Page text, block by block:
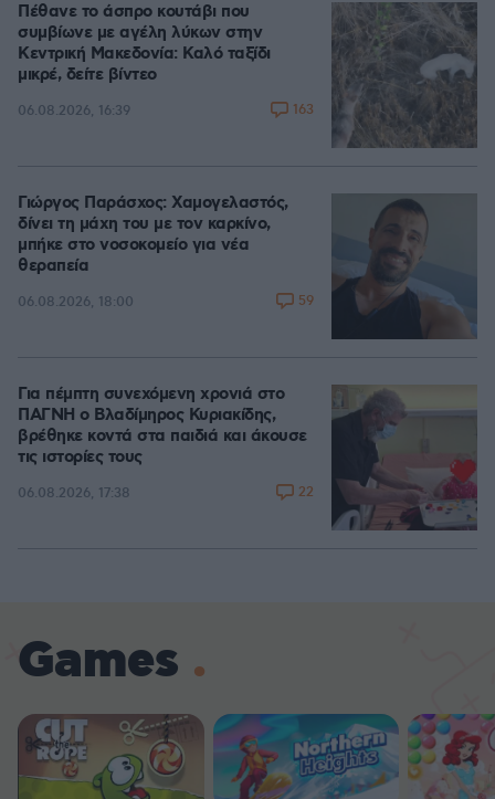
Πέθανε το άσπρο κουτάβι που
συμβίωνε με αγέλη λύκων στην
Κεντρική Μακεδονία: Καλό ταξίδι
μικρέ, δείτε βίντεο
06.08.2026, 16:39 163
Γιώργος Παράσχος: Χαμογελαστός,
δίνει τη μάχη του με τον καρκίνο,
μπήκε στο νοσοκομείο για νέα
θεραπεία
06.08.2026, 18:00 59
Για πέμπτη συνεχόμενη χρονιά στο
ΠΑΓΝΗ ο Βλαδίμηρος Κυριακίδης,
βρέθηκε κοντά στα παιδιά και άκουσε
τις ιστορίες τους
06.08.2026, 17:38 22
Games